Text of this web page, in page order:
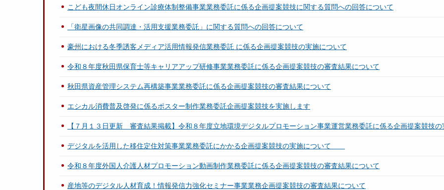
こども夜間休日オンライン診療体制整備事業業務委託に係る企画提案競技に関する質問への回答について
「衛星画像の共同調達・活用支援業務委託」に関する質問への回答について
豪州における冬季誘客メディア活用情報発信業務委託 に係る企画提案競技の実施について
令和８年度秋田県保育士等キャリアアップ研修事業業務委託に係る企画提案競技の審査結果について
秋田県資産管理システム再構築事業業務委託に係る企画提案競技の審査結果について
エシカル消費普及啓発に係るポスター制作業務委託企画提案競技を実施します
【７月１３日更新 審査結果掲載】令和８年度立地環境デジタルプロモーション事業運営業務委託に係る企画提案競技
デジタルを活用した移住定住対策事業業務委託にかかる企画提案競技の実施について
令和８年度外国人介護人材プロモーション動画制作業務委託に係る企画提案競技の審査結果について
産地等のデジタル人材育成！情報発信力強化セミナー事業業務企画提案競技の審査結果について